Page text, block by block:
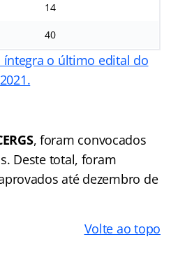
14
40
íntegra o último edital do
, foram convocados
Deste total, foram
até dezembro de
Volte ao topo